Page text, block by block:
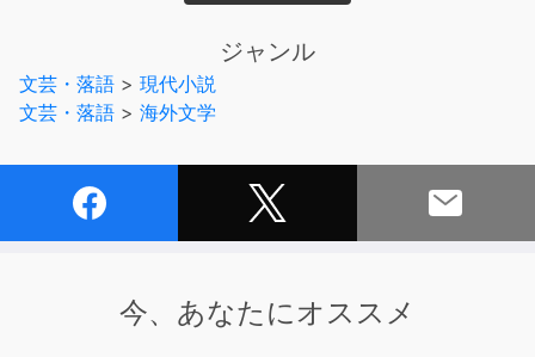
冥王星の彼方から<巨人たちの星>のガニメアンの通信が
再び届きはじめた。
ドを知り尽くしている。
ジャンル
文芸・落語 > 現代小説
文芸・落語 > 海外文学
今、あなたにオススメ